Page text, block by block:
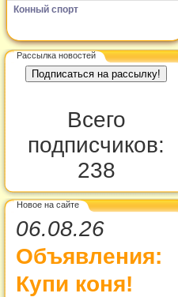
Конный спорт
Рассылка новостей
Всего
подписчиков:
238
Новое на сайте
06.08.26
Объявления:
Купи коня!